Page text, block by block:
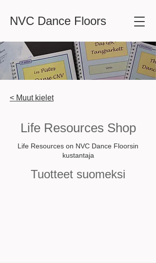
NVC Dance Floors
< Muut kielet
Life Resources Shop
Life Resources on NVC Dance Floorsin
kustantaja
Tuotteet suomeksi